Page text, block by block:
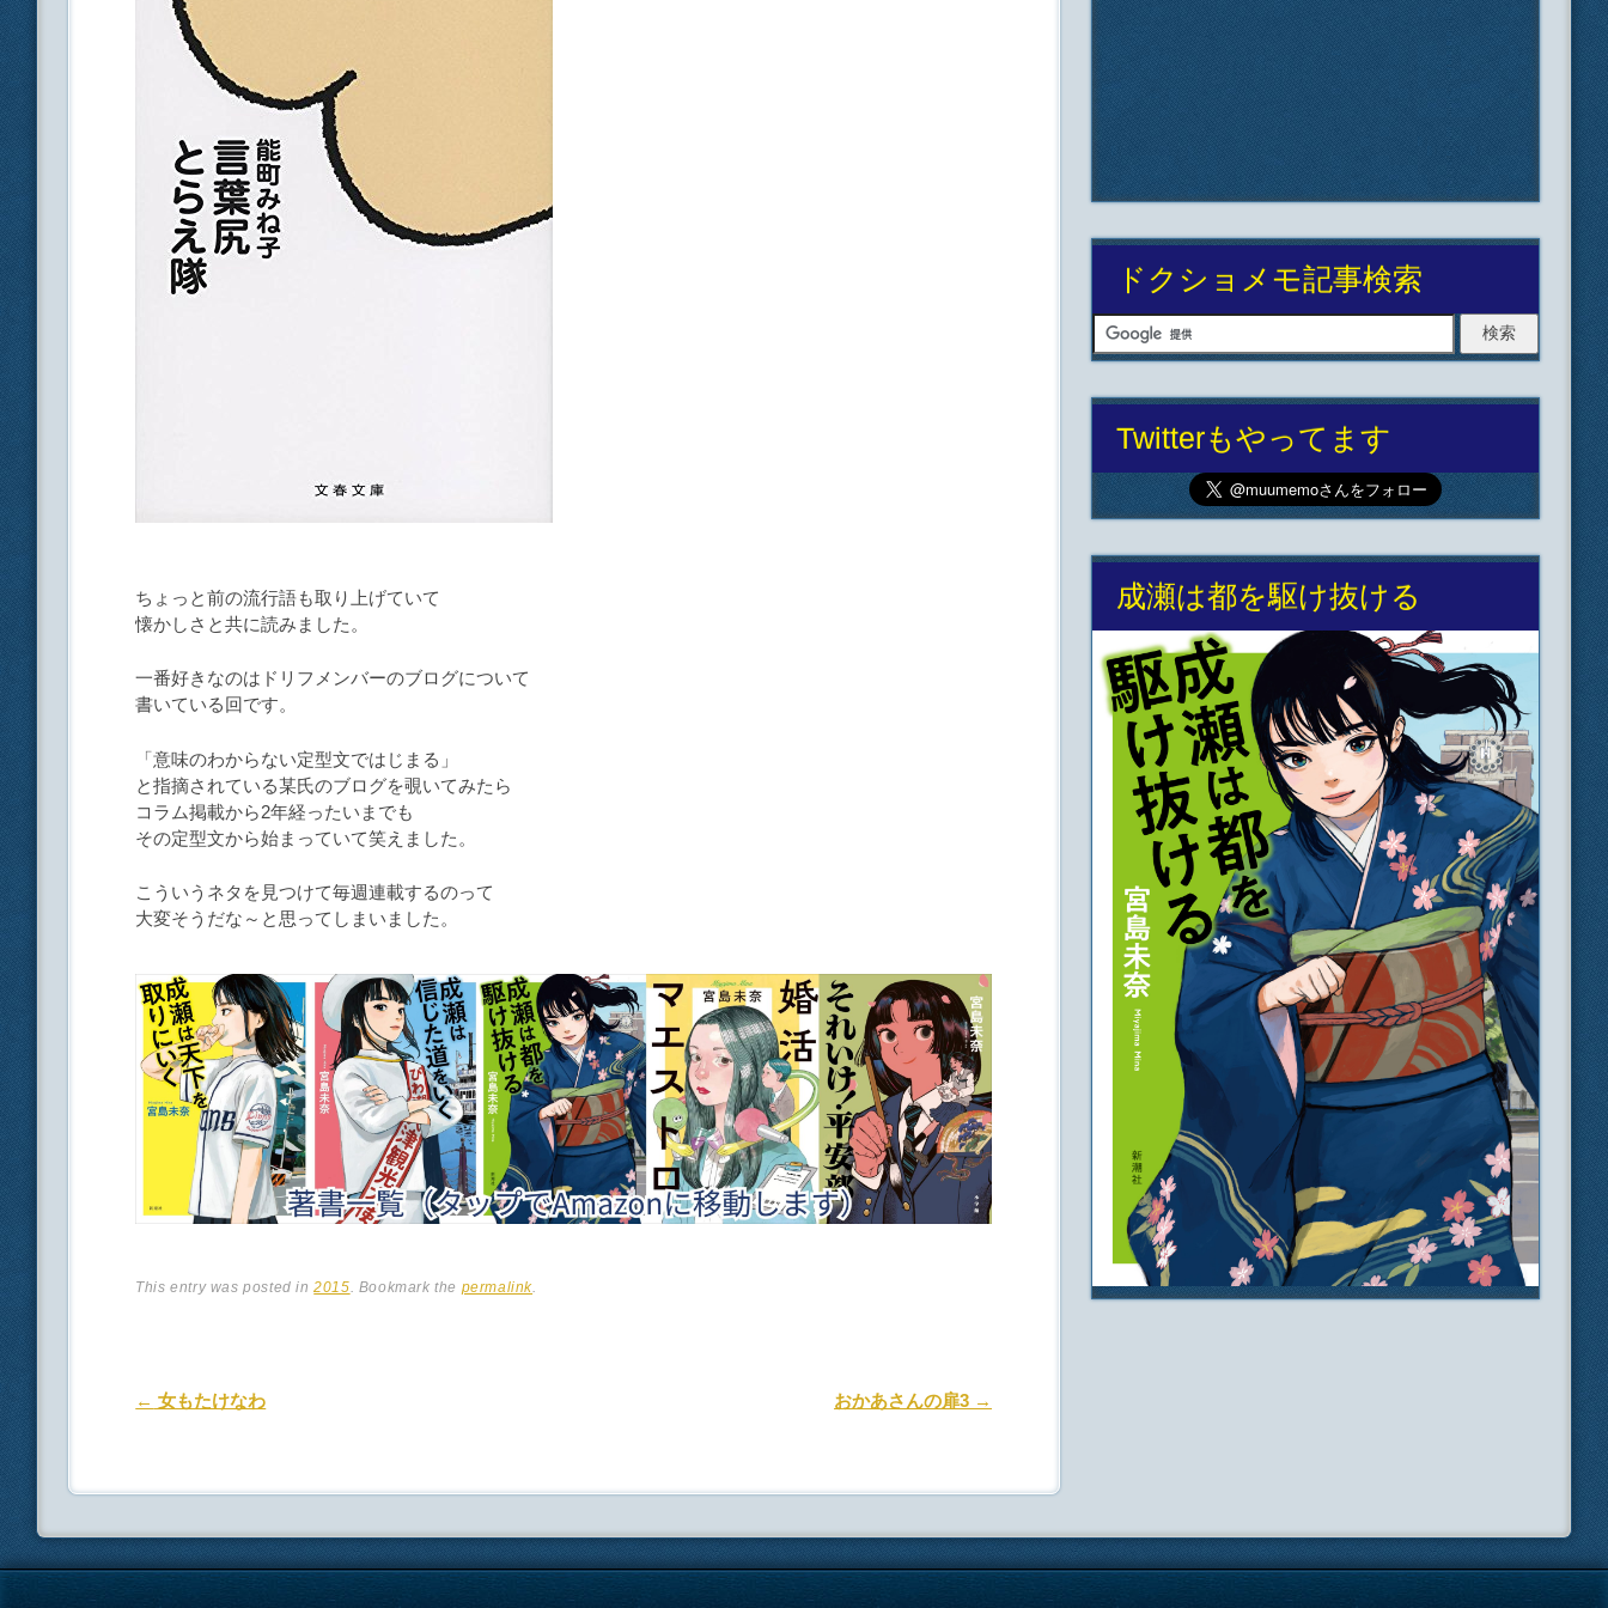
ちょっと前の流行語も取り上げていて
懐かしさと共に読みました。
一番好きなのはドリフメンバーのブログについて
書いている回です。
「意味のわからない定型文ではじまる」
と指摘されている某氏のブログを覗いてみたら
コラム掲載から2年経ったいまでも
その定型文から始まっていて笑えました。
こういうネタを見つけて毎週連載するのって
大変そうだな～と思ってしまいました。
This entry was posted in2015. Bookmark the permalink.
Post navigation
← 女もたけなわ おかあさんの扉3 →
ドクショメモ記事検索
Twitterもやってます
成瀬は都を駆け抜ける